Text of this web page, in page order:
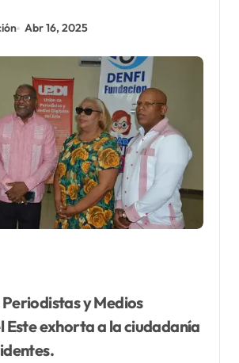
Abr 16, 2025
Periodistas y Medios
Este exhorta a la ciudadanía